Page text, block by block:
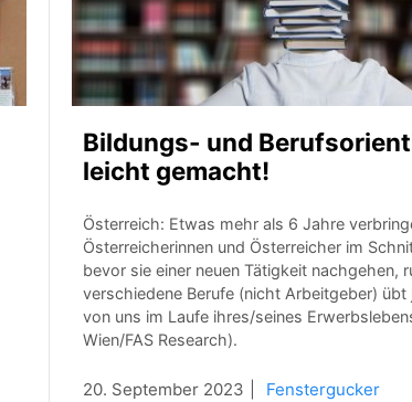
Bildungs- und
leicht gemacht!
Österreich: Etwas mehr als 6 Jahre
Österreicherinnen und Österreicher im
bevor sie einer neuen Tätigkeit nachgehen,
verschiedene Berufe (nicht Arbeitgeber) übt
von uns im Laufe ihres/seines
Wien/FAS Research).
20. September 2023 Fenstergucker